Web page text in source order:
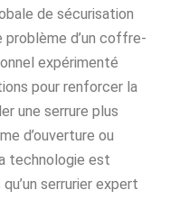
de sécurisation
problème d’un coffre-
expérimenté
pour renforcer la
une serrure plus
d’ouverture ou
technologie est
serrurier expert